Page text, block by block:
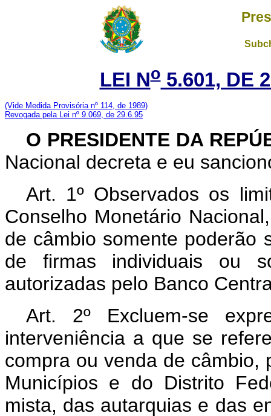
LEI No5.601, DE
(Vide Medida Provisória nº 114, de 1989)
Revogada pela Lei nº 9.069, de 29.6.95
O PRESIDENTE DA
Nacional decreta e eu
Art. 1º Observados os
Conselho Monetário
de câmbio somente poderão
de firmas individuais ou
autorizadas pelo Banco
Art. 2º Excluem-se
interveniência a que se
compra ou venda de câmbio,
Municípios e do Distrito
mista, das autarquias e das